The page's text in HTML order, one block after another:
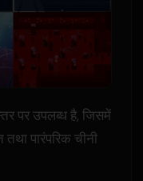
पर उपलब्ध है, जिसमें
पारंपरिक चीनी